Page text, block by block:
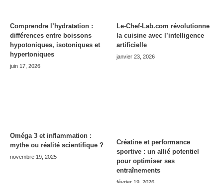
Comprendre l’hydratation :
différences entre boissons
hypotoniques, isotoniques et
hypertoniques
juin 17, 2026
Le-Chef-Lab.com révolutionne
la cuisine avec l’intelligence
artificielle
janvier 23, 2026
Oméga 3 et inflammation :
mythe ou réalité scientifique ?
novembre 19, 2025
Créatine et performance
sportive : un allié potentiel
pour optimiser ses
entraînements